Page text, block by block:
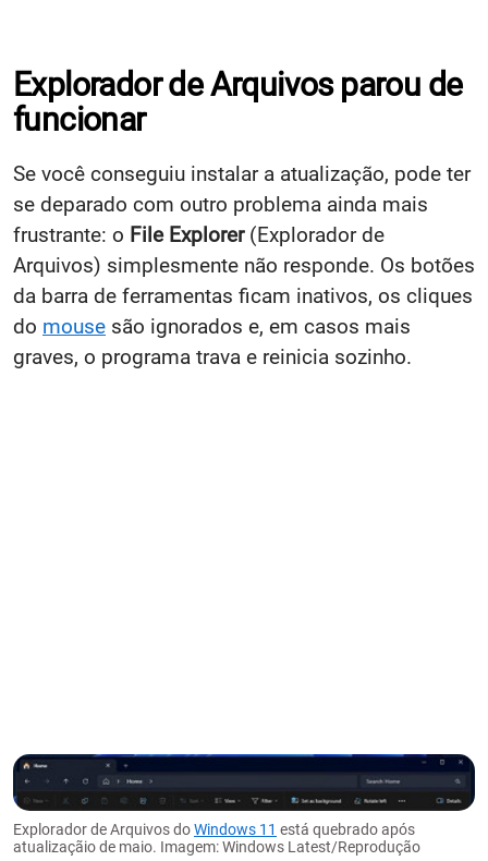
Explorador de Arquivos parou de
funcionar
Se você conseguiu instalar a atualização, pode ter
se deparado com outro problema ainda mais
frustrante: o File Explorer(Explorador de
Arquivos) simplesmente não responde. Os botões
da barra de ferramentas ficam inativos, os cliques
do mouse são ignorados e, em casos mais
graves, o programa trava e reinicia sozinho.
Explorador de Arquivos doWindows 11 está quebrado após
atualizaçãio de maio. Imagem: Windows Latest/Reprodução